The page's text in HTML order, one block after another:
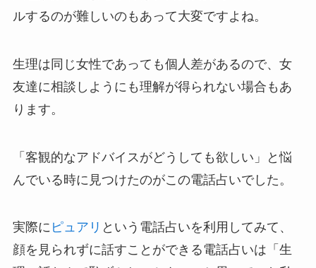
ルするのが難しいのもあって大変ですよね。
生理は同じ女性であっても個人差があるので、女
友達に相談しようにも理解が得られない場合もあ
ります。
「客観的なアドバイスがどうしても欲しい」と悩
んでいる時に見つけたのがこの電話占いでした。
実際に ピュアリ という電話占いを利用してみて、
顔を見られずに話すことができる電話占いは「生